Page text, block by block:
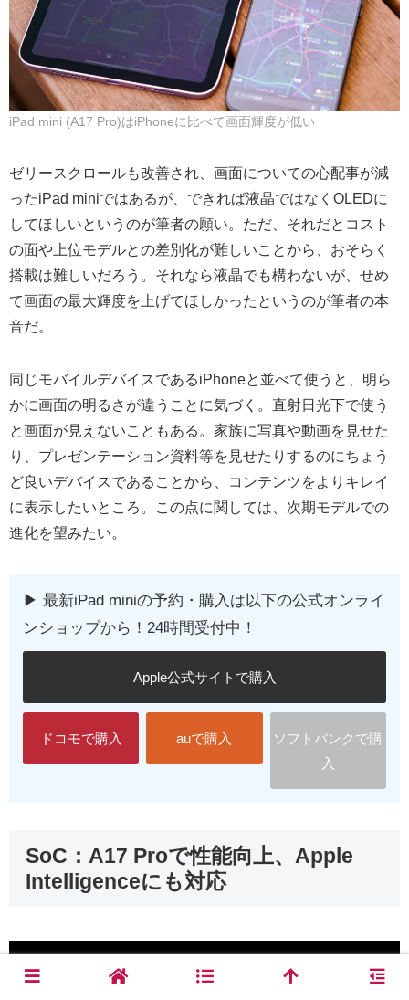
iPad mini (A17 Pro)はiPhoneに比べて画面輝度が低い
ゼリースクロールも改善され、画面についての心配事が減
ったiPad miniではあるが、できれば液晶ではなくOLEDに
してほしいというのが筆者の願い。ただ、それだとコスト
の面や上位モデルとの差別化が難しいことから、おそらく
搭載は難しいだろう。それなら液晶でも構わないが、せめ
て画面の最大輝度を上げてほしかったというのが筆者の本
音だ。
同じモバイルデバイスであるiPhoneと並べて使うと、明ら
かに画面の明るさが違うことに気づく。直射日光下で使う
と画面が見えないこともある。家族に写真や動画を見せた
り、プレゼンテーション資料等を見せたりするのにちょう
ど良いデバイスであることから、コンテンツをよりキレイ
に表示したいところ。この点に関しては、次期モデルでの
進化を望みたい。
▶︎ 最新iPad miniの予約・購入は以下の公式オンライ
ンショップから！24時間受付中！
Apple公式サイトで購入
ドコモで購入 auで購入
ソフトバンクで購
入
SoC：A17 Proで性能向上、Apple
Intelligenceにも対応